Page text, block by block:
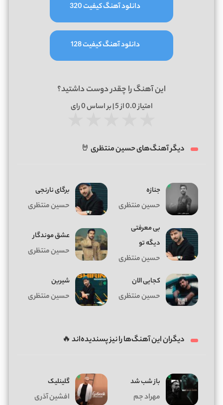
دانلود آهنگ کیفیت 320
دانلود آهنگ کیفیت 128
این آهنگ را چقدر دوست داشتید؟
امتیاز0.0از 5 | بر اساس 0رای
دیگر آهنگ‌های حسین منتظری 🤘
جنازه
حسین منتظری
برگای نارنجی
حسین منتظری
بی معرفتی
دیگه تو
حسین منتظری
عشق موندگار
حسین منتظری
کجایی الان
حسین منتظری
شیرین
حسین منتظری
دیگران این آهنگ‌ها را نیز پسندیده‌اند 🔥
باز شب شد
مهراد جم
گلینلیک
افشین آذری